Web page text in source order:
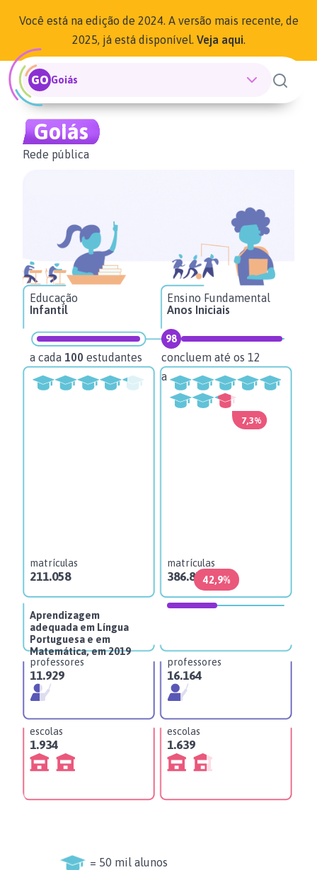
Você está na edição de 2024. A versão mais recente, de
2025, já está disponível. Veja aqui.
GO Goiás
Goiás
Rede pública
Educação
Infantil
Ensino Fundamental
Anos Iniciais
a cada 100 estudantes
98
concluem até os 12
anos
matrículas
211.058
7,3%
matrículas
386.875
Aprendizagem
adequada em Língua
Portuguesa e em
Matemática, em 2019
42,9%
professores
11.929
professores
16.164
escolas
1.934
escolas
1.639
= 50 mil alunos